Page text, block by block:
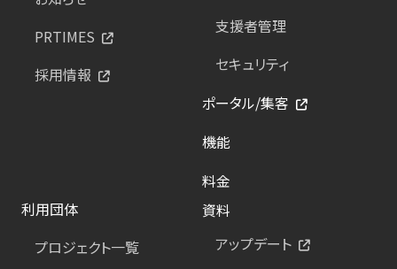
PRTIMES
採用情報
支援者管理
セキュリティ
ポータル/集客
機能
料金
利用団体
プロジェクト一覧
資料
アップデート